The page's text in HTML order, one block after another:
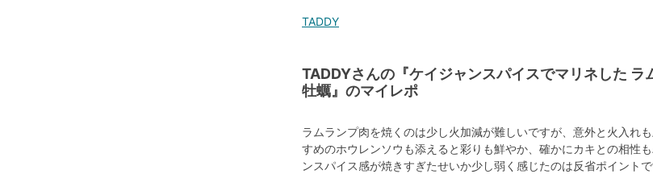
TADDY
TADDYさんの『ケイジャンスパイスでマリネした ラ
牡蠣』のマイレポ
ラムランプ肉を焼くのは少し火加減が難しいですが、意外と火入れ
すめのホウレンソウも添えると彩りも鮮やか、確かにカキとの相性
ンスパイス感が焼きすぎたせいか少し弱く感じたのは反省ポイントで